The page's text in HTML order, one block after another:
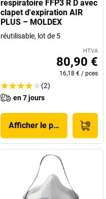
respiratoire FFP3 R D avec
clapet d'expiration AIR
PLUS – MOLDEX
réutilisable, lot de 5
HTVA
80,90 €
16,18 € / pces
(2)
en 7 jours
Afficher le produit